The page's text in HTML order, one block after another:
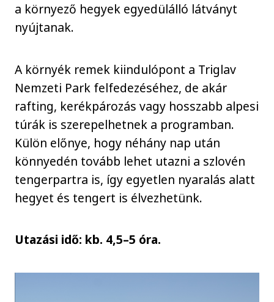
a környező hegyek egyedülálló látványt
nyújtanak.
A környék remek kiindulópont a Triglav
Nemzeti Park felfedezéséhez, de akár
rafting, kerékpározás vagy hosszabb alpesi
túrák is szerepelhetnek a programban.
Külön előnye, hogy néhány nap után
könnyedén tovább lehet utazni a szlovén
tengerpartra is, így egyetlen nyaralás alatt
hegyet és tengert is élvezhetünk.
Utazási idő: kb. 4,5–5 óra.